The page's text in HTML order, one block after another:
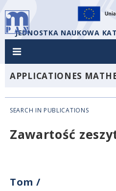
JEDNOSTKA NAUKOWA
APPLICATIONES
SEARCH IN PUBLICATIONS
Zawartość
Tom /